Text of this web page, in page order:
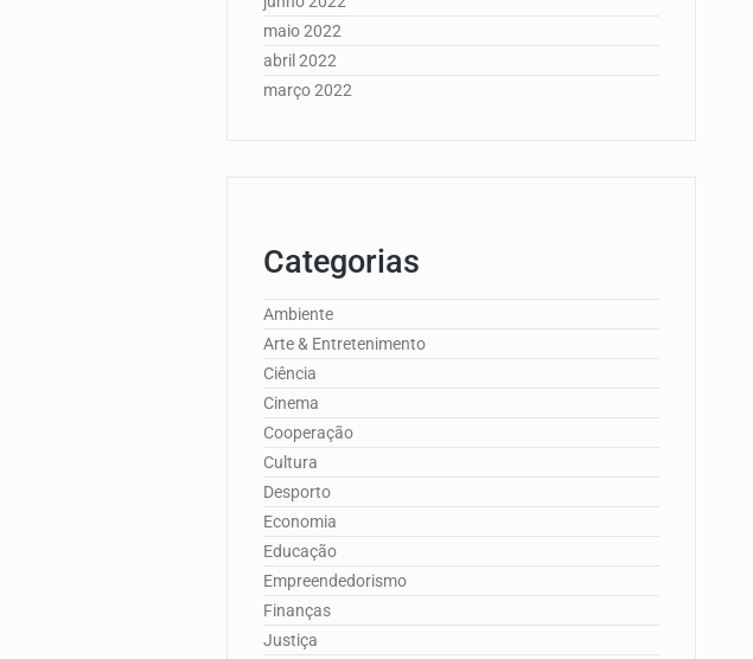
maio 2022
abril 2022
março 2022
Categorias
Ambiente
Arte & Entretenimento
Ciência
Cinema
Cooperação
Cultura
Desporto
Economia
Educação
Empreendedorismo
Finanças
Justiça